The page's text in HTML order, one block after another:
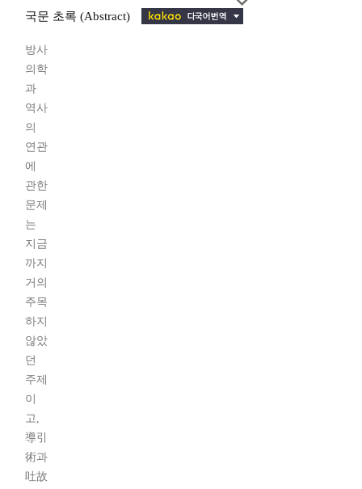
국문 초록 (Abstract)
방사
의학
과
역사
의
연관
에
관한
문제
는
지금
까지
거의
주목
하지
않았
던
주제
이
고,
導引
術과
吐故